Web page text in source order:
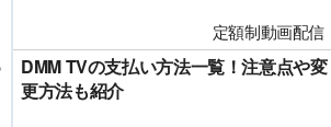
定額制動画配信
DMM TVの支払い方法一覧！注意点や変
更方法も紹介